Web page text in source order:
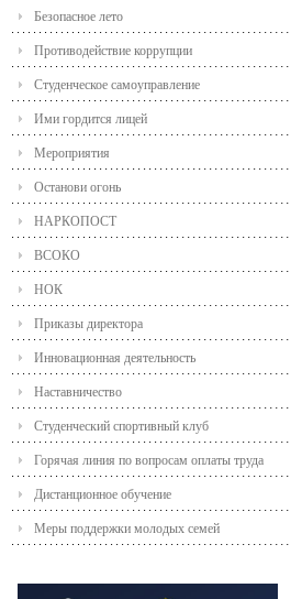
Безопасное лето
Противодействие коррупции
Студенческое самоуправление
Ими гордится лицей
Мероприятия
Останови огонь
НАРКОПОСТ
ВСОКО
НОК
Приказы директора
Инновационная деятельность
Наставничество
Студенческий спортивный клуб
Горячая линия по вопросам оплаты труда
Дистанционное обучение
Меры поддержки молодых семей